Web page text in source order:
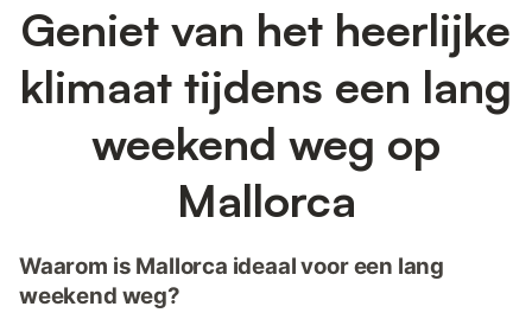
Geniet van het heerlijke
klimaat tijdens een lang
weekend weg op
Mallorca
Waarom is Mallorca ideaal voor een lang
weekend weg?